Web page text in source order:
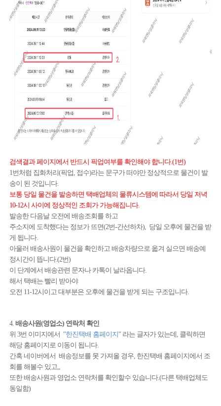
검색결과 페이지에서 반드시 픽업여부를 확인해야 합니다.(1번)
1번처럼 집화처리(픽업, 접수)라는 문구가 떠야만 정상적으로 물건이 발
송이 된 것입니다.
보통 당일 물건을 발송하면 택배업체의 물류시스템에 따라서 당일 저녁
10-12시 사이에 정상적인 조회가 가능해집니다.
발송한 다음날 오전에 배송조회를 하고
주소지에 도착했다는 정보가 뜨면(2번-간선하차), 당일 오후에 물건을 받
게 됩니다.
아울러 배송사원이 물건을 확인하고 배송차량으로 옯겨 실으면 배송예
정시간이 뜹니다.(2번)
이 단계에서 배송관련 문자나 카톡이 날라옵니다.
해서 택배는 빨리 받아야
오전 11-12시이고 대부분은 오후에 물건을 받게 되는 구조입니다.
4. 배송사원(영업소) 연락처 확인
위 3번 이미지에서 "한진택배 홈페이지 " 라는 글자가 있는데, 클릭하면
해당 홈페이지로 이동이 됩니다.
간혹 네이버에서 배송정보를 못 가져올 경우, 한진택배 홈페이지에서 조
회를 해볼수 있고,,
또한 배송사원과 영업소 연락처를 확인할수 있습니다.(다른 택배업체도
동일함)